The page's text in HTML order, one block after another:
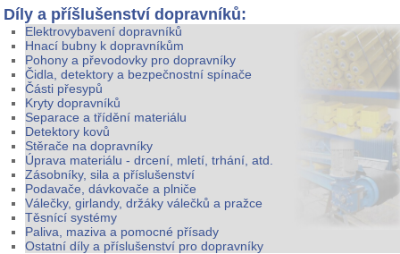
Díly a příšlušenství dopravníků:
Elektrovybavení dopravníků
Hnací bubny k dopravníkům
Pohony a převodovky pro dopravníky
Čidla, detektory a bezpečnostní spínače
Části přesypů
Kryty dopravníků
Separace a třídění materiálu
Detektory kovů
Stěrače na dopravníky
Úprava materiálu - drcení, mletí, trhání, atd.
Zásobníky, sila a příslušenství
Podavače, dávkovače a plniče
Válečky, girlandy, držáky válečků a pražce
Těsnící systémy
Paliva, maziva a pomocné přísady
Ostatní díly a příslušenství pro dopravníky